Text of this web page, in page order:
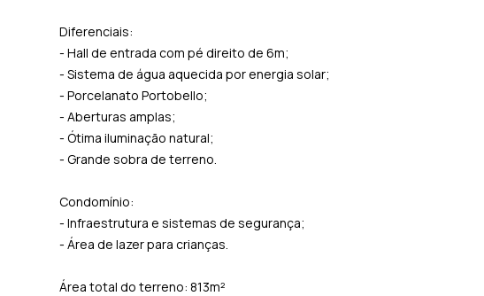
Diferenciais:
- Hall de entrada com pé direito de 6m;
- Sistema de água aquecida por energia solar;
- Porcelanato Portobello;
- Aberturas amplas;
- Ótima iluminação natural;
- Grande sobra de terreno.
Condomínio:
- Infraestrutura e sistemas de segurança;
- Área de lazer para crianças.
Área total do terreno: 813m²